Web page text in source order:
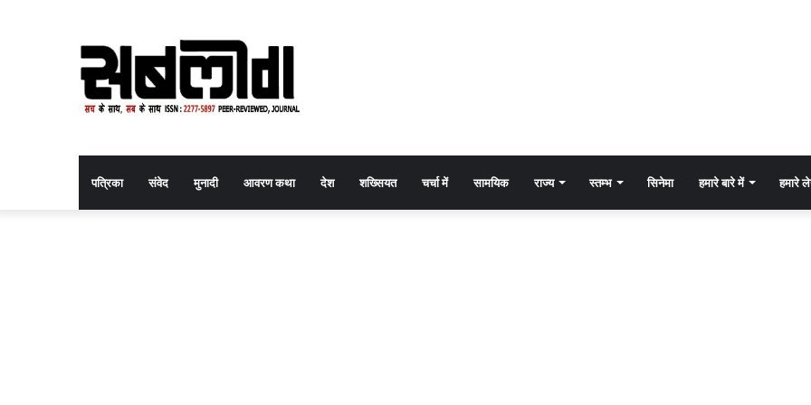
पत्रिका संवेद मुनादी आवरण कथा देश शख्सियत चर्चा में सामयिक राज्य स्तम्भ सिनेमा हमारे बारे में हमारे